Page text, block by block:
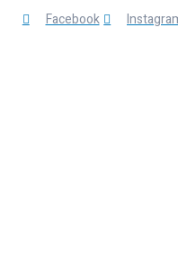
Facebook